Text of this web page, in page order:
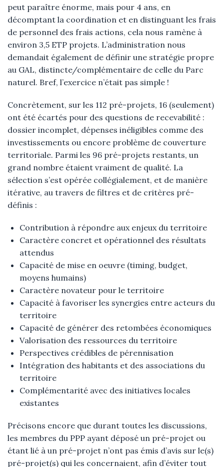
peut paraître énorme, mais pour 4 ans, en
décomptant la coordination et en distinguant les frais
de personnel des frais actions, cela nous ramène à
environ 3,5 ETP projets. L’administration nous
demandait également de définir une stratégie propre
au GAL, distincte/complémentaire de celle du Parc
naturel. Bref, l’exercice n’était pas simple !
Concrètement, sur les 112 pré-projets, 16 (seulement)
ont été écartés pour des questions de recevabilité :
dossier incomplet, dépenses inéligibles comme des
investissements ou encore problème de couverture
territoriale. Parmi les 96 pré-projets restants, un
grand nombre étaient vraiment de qualité. La
sélection s’est opérée collégialement, et de manière
itérative, au travers de filtres et de critères pré-
définis :
Contribution à répondre aux enjeux du territoire
Caractère concret et opérationnel des résultats
attendus
Capacité de mise en oeuvre (timing, budget,
moyens humains)
Caractère novateur pour le territoire
Capacité à favoriser les synergies entre acteurs du
territoire
Capacité de générer des retombées économiques
Valorisation des ressources du territoire
Perspectives crédibles de pérennisation
Intégration des habitants et des associations du
territoire
Complémentarité avec des initiatives locales
existantes
Précisons encore que durant toutes les discussions,
les membres du PPP ayant déposé un pré-projet ou
étant lié à un pré-projet n’ont pas émis d’avis sur le(s)
pré-projet(s) qui les concernaient, afin d’éviter tout